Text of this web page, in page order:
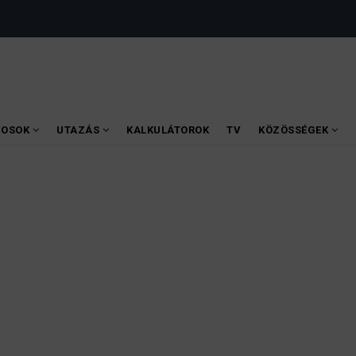
UTAZÁS KALKULÁTOROK TV KÖZÖSSÉGEK